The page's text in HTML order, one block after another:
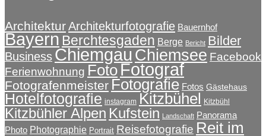
auf
der
Produktseite
gewählt
werden
ArchitekturArchitekturfotografie Bauernhof
Bayern Berchtesgaden Berge Bericht Bilder
BusinessChiemgauChiemsee Facebook
Ferienwohnung FotoFotograf
Fotografenmeister Fotografie Fotos Gästehaus
Hotelfotografie instagram Kitzbühel Kitzbühl
Kitzbühler Alpen Kufstein Landschaft Panorama
Photo Photographie Portrait Reisefotografie Reit im